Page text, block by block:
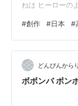
ねは ヒーローの
てくれる存在。
二百年ぎつねや
より、けむりを
できます。 木の
しまうのは、二
#創作 #日本 #
どんぴんから
ボボンバ ボン